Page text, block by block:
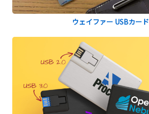
ウェイファー USBカード